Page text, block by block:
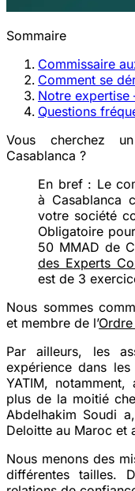
Sommaire
Commissaire
Comment se
Notre expertise
Questions
Vous cherchez
Casablanca ?
En bref : Le
à Casablanca
votre société
Obligatoire
50 MMAD de
des Experts
est de 3
Nous sommes
et membre de l’
Par ailleurs, les
expérience dans
YATIM,
plus de la moitié
Abdelhakim Soudi
Deloitte au Maroc et
Nous menons des
différentes tailles.